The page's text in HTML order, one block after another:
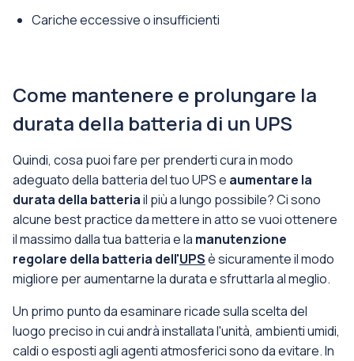
Cariche eccessive o insufficienti
Come mantenere e prolungare la
durata della batteria di un UPS
Quindi, cosa puoi fare per prenderti cura in modo
adeguato della batteria del tuo UPS e aumentare la
durata della batteriail più a lungo possibile? Ci sono
alcune best practice da mettere in atto se vuoi ottenere
il massimo dalla tua batteria e la manutenzione
regolare della batteria dell'UPSè sicuramente il modo
migliore per aumentarne la durata e sfruttarla al meglio.
Un primo punto da esaminare ricade sulla scelta del
luogo preciso in cui andrà installata l'unità, ambienti umidi,
caldi o esposti agli agenti atmosferici sono da evitare. In